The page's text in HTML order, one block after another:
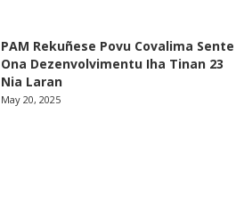
PAM Rekuñese Povu Covalima Sente
Ona Dezenvolvimentu Iha Tinan 23
Nia Laran
May 20, 2025